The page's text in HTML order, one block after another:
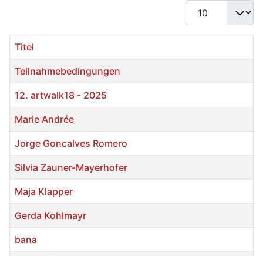
Anzeige #
Titel
Teilnahmebedingungen
12. artwalk18 - 2025
Marie Andrée
Jorge Goncalves Romero
Silvia Zauner-Mayerhofer
Maja Klapper
Gerda Kohlmayr
bana